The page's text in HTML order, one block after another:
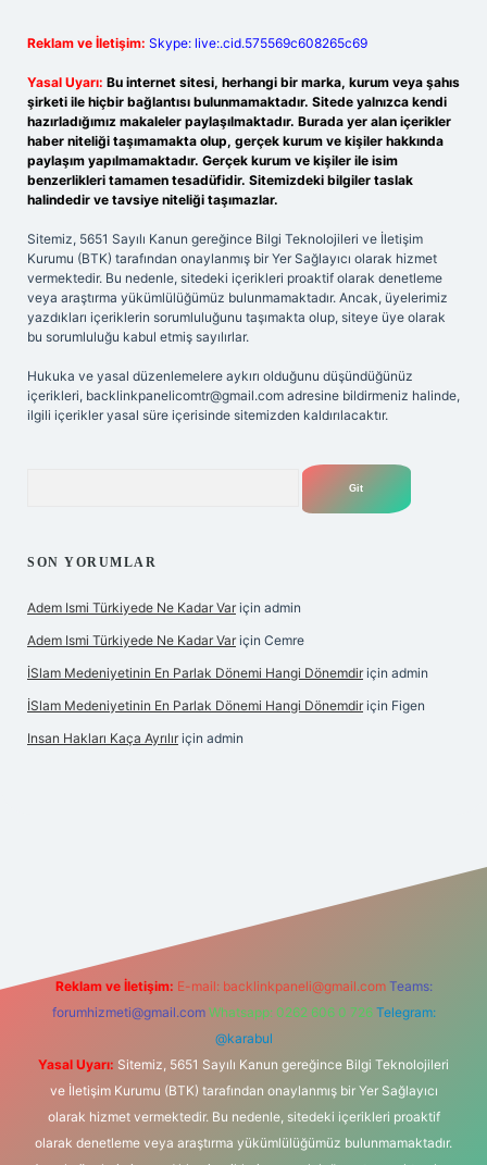
Reklam ve İletişim: Skype: live:.cid.575569c608265c69
Yasal Uyarı: Bu internet sitesi, herhangi bir marka, kurum veya şahıs
şirketi ile hiçbir bağlantısı bulunmamaktadır. Sitede yalnızca kendi
hazırladığımız makaleler paylaşılmaktadır. Burada yer alan içerikler
haber niteliği taşımamakta olup, gerçek kurum ve kişiler hakkında
paylaşım yapılmamaktadır. Gerçek kurum ve kişiler ile isim
benzerlikleri tamamen tesadüfidir. Sitemizdeki bilgiler taslak
halindedir ve tavsiye niteliği taşımazlar.
Sitemiz, 5651 Sayılı Kanun gereğince Bilgi Teknolojileri ve İletişim
Kurumu (BTK) tarafından onaylanmış bir Yer Sağlayıcı olarak hizmet
vermektedir. Bu nedenle, sitedeki içerikleri proaktif olarak denetleme
veya araştırma yükümlülüğümüz bulunmamaktadır. Ancak, üyelerimiz
yazdıkları içeriklerin sorumluluğunu taşımakta olup, siteye üye olarak
bu sorumluluğu kabul etmiş sayılırlar.
Hukuka ve yasal düzenlemelere aykırı olduğunu düşündüğünüz
içerikleri, backlinkpanelicomtr@gmail.com adresine bildirmeniz halinde,
ilgili içerikler yasal süre içerisinde sitemizden kaldırılacaktır.
SON YORUMLAR
Adem Ismi Türkiyede Ne Kadar Var için admin
Adem Ismi Türkiyede Ne Kadar Var için Cemre
İSlam Medeniyetinin En Parlak Dönemi Hangi Dönemdir için admin
İSlam Medeniyetinin En Parlak Dönemi Hangi Dönemdir için Figen
Insan Hakları Kaça Ayrılır için admin
Reklam ve İletişim: E-mail: backlinkpaneli@gmail.com Teams:
forumhizmeti@gmail.com Whatsapp: 0262 606 0 726 Telegram:
@karabul
Yasal Uyarı: Sitemiz, 5651 Sayılı Kanun gereğince Bilgi Teknolojileri
ve İletişim Kurumu (BTK) tarafından onaylanmış bir Yer Sağlayıcı
olarak hizmet vermektedir. Bu nedenle, sitedeki içerikleri proaktif
olarak denetleme veya araştırma yükümlülüğümüz bulunmamaktadır.